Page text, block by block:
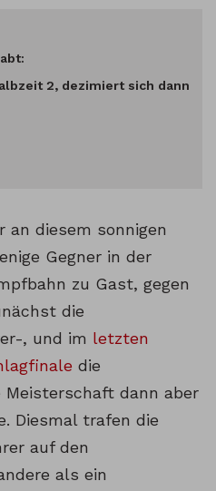
2, dezimiert sich dann
an diesem sonnigen
Gegner in der
zu Gast, gegen
die
, und im letzten
die
dann aber
Diesmal trafen die
auf den
als ein